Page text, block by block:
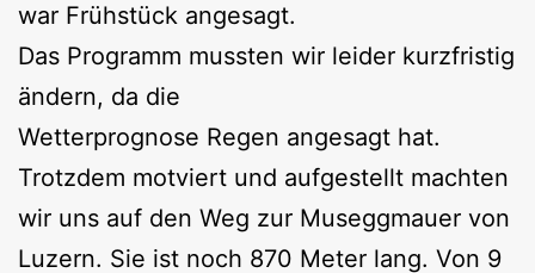
war Frühstück angesagt.
Das Programm mussten wir leider kurzfristig
ändern, da die
Wetterprognose Regen angesagt hat.
Trotzdem motviert und aufgestellt machten
wir uns auf den Weg zur Museggmauer von
Luzern. Sie ist noch 870 Meter lang. Von 9